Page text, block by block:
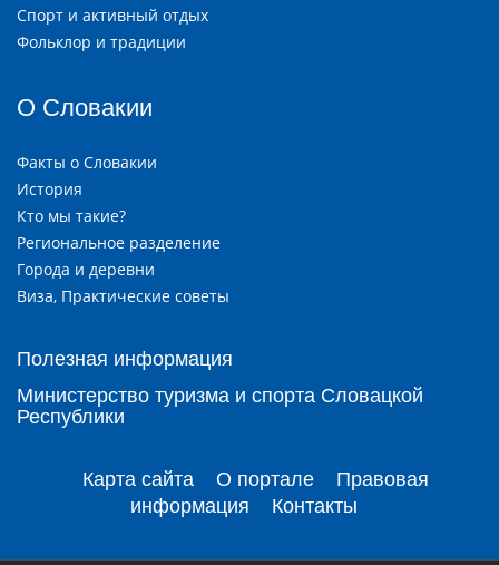
Спорт и активный отдых
Фольклор и традиции
О Словакии
Факты о Словакии
История
Кто мы такие?
Региональное разделение
Города и деревни
Виза, Практические советы
Полезная информация
Министерство туризма и спорта Словацкой
Республики
Карта сайта О портале
Правовая
информация
Контакты